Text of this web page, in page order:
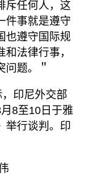
斥任何人，这
件事就是遵守
也遵守国际规
法律行事，
问题。＂
印尼外交部
8至10日于雅
举行谈判。印